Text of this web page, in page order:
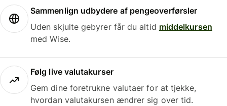
Sammenlign udbydere af pengeoverførsler
Uden skjulte gebyrer får du altid middelkursen
med Wise.
Følg live valutakurser
Gem dine foretrukne valutaer for at tjekke,
hvordan valutakursen ændrer sig over tid.